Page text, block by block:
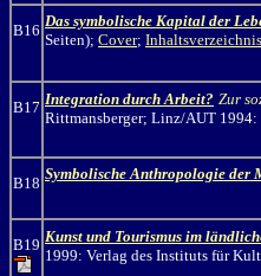
B16
Das symbolische Kapital der
Seiten); Cover; Inhaltsverzeichnis
B17 Integration durch Arbeit? Zur
Rittmansberger; Linz/AUT
B18
Symbolische Anthropologie der
B19 Kunst und Tourismus im
1999: Verlag des Instituts für